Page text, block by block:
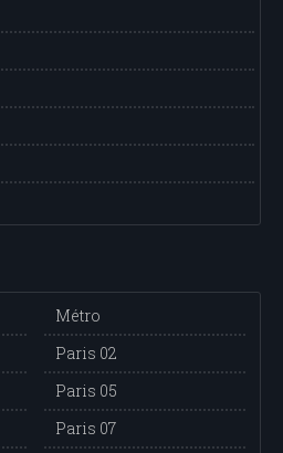
Métro
Paris 02
Paris 05
Paris 07